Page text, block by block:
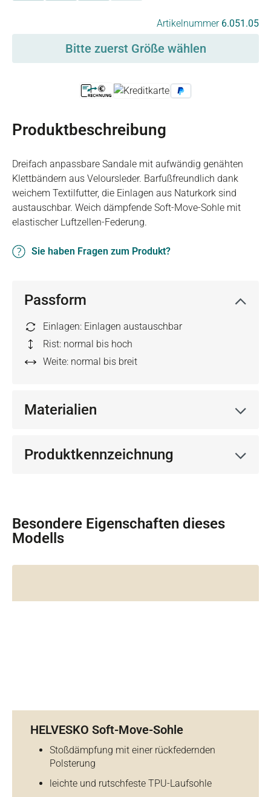
Artikelnummer 6.051.05
Bitte zuerst Größe wählen
Produktbeschreibung
Dreifach anpassbare Sandale mit aufwändig genähten
Klettbändern aus Veloursleder. Barfußfreundlich dank
weichem Textilfutter, die Einlagen aus Naturkork sind
austauschbar. Weich dämpfende Soft-Move-Sohle mit
elastischer Luftzellen-Federung.
Sie haben Fragen zum Produkt?
Passform
Einlagen: Einlagen austauschbar
Rist: normal bis hoch
Weite: normal bis breit
Materialien
Produktkennzeichnung
Besondere Eigenschaften dieses
Modells
HELVESKO Soft-Move-Sohle
Stoßdämpfung mit einer rückfedernden
Polsterung
leichte und rutschfeste TPU-Laufsohle